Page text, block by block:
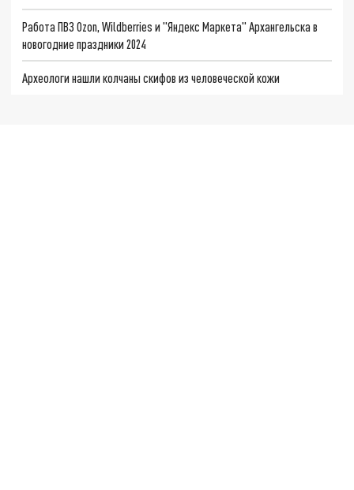
Работа ПВЗ Ozon, Wildberries и "Яндекс Маркета" Архангельска в
новогодние праздники 2024
Археологи нашли колчаны скифов из человеческой кожи